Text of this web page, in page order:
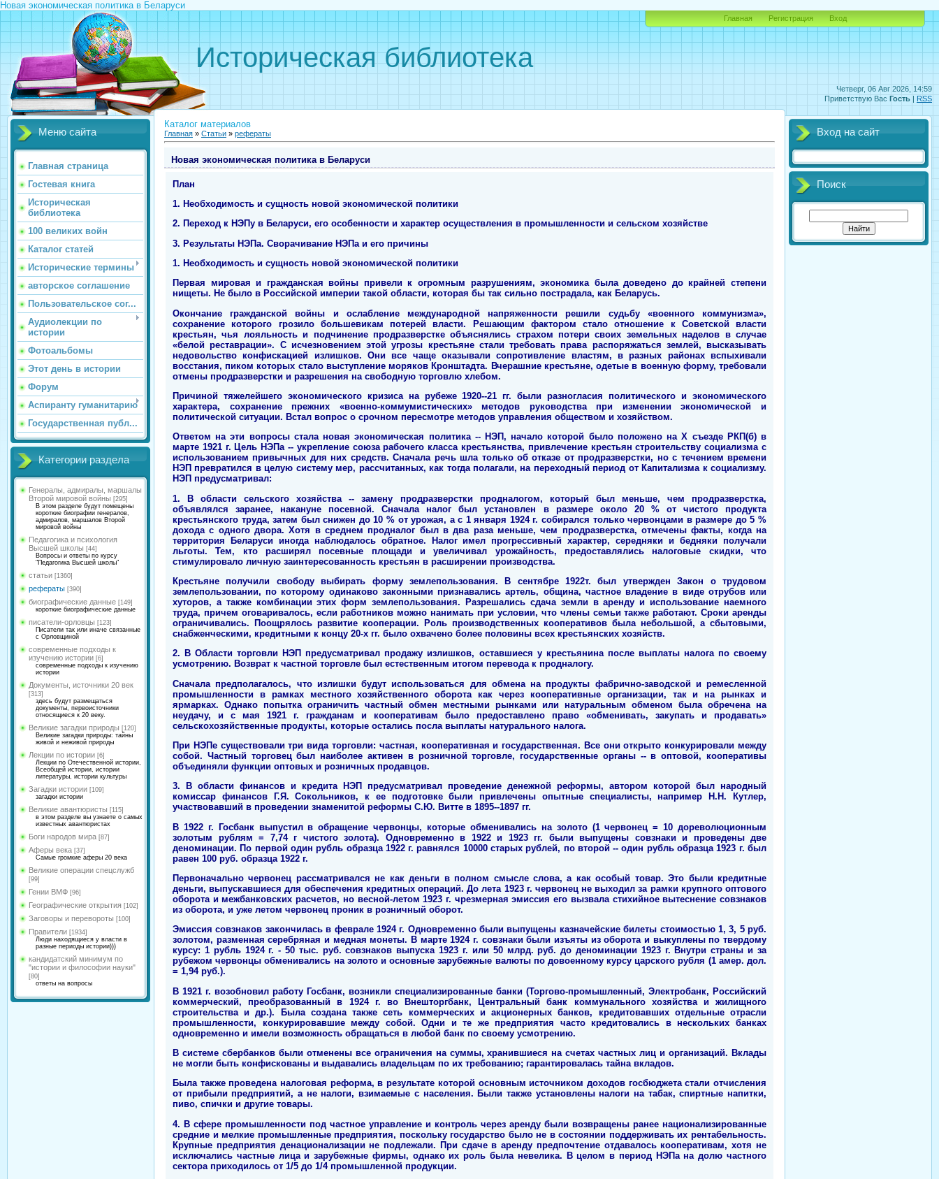
Новая экономическая политика в Беларуси
Четверг, 06 Авг 2026, 14:59
Приветствую Вас Гость | RSS
Историческая библиотека
Главная Регистрация Вход
Меню сайта
Главная страница
Гостевая книга
Историческая
библиотека
100 великих войн
Каталог статей
Исторические термины
авторское соглашение
Пользовательское сог...
Аудиолекции по
истории
Фотоальбомы
Этот день в истории
Форум
Аспиранту гуманитарию
Государственная публ...
Категории раздела
Генералы, адмиралы, маршалы
Второй мировой войны [295]
В этом разделе будут помещены
короткие биографии генералов,
адмиралов, маршалов Второй
мировой войны
Педагогика и психология
Высшей школы [44]
Вопросы и ответы по курсу
"Педагогика Высшей школы"
статьи [1360]
рефераты [390]
биографические данные [149]
короткие биографические данные
писатели-орловцы [123]
Писатели так или иначе связанные
с Орловщиной
современные подходы к
изучению истории [6]
современные подходы к изучению
истории
Документы, источники 20 век
[313]
здесь будут размещаться
документы, первоисточники
относящиеся к 20 веку.
Великие загадки природы [120]
Великие загадки природы: тайны
живой и неживой природы
Лекции по истории [6]
Лекции по Отечественной истории,
Всеобщей истории, истории
литературы, истории культуры
Загадки истории [109]
загадки истории
Великие авантюристы [115]
в этом разделе вы узнаете о самых
известных авантюристах
Боги народов мира [87]
Аферы века [37]
Самые громкие аферы 20 века
Великие операции спецслужб
[99]
Гении ВМФ [96]
Географические открытия [102]
Заговоры и перевороты [100]
Правители [1934]
Люди находящиеся у власти в
разные периоды истории)))
кандидатский минимум по
"истории и философии науки"
[80]
ответы на вопросы
Каталог материалов
Главная » Статьи » рефераты
Новая экономическая политика в Беларуси
План
1. Необходимость и сущность новой экономической политики
2. Переход к НЭПу в Беларуси, его особенности и характер осуществления в промышленности и сельском хозяйстве
3. Результаты НЭПа. Сворачивание НЭПа и его причины
1. Необходимость и сущность новой экономической политики
Первая мировая и гражданская войны привели к огромным разрушениям, экономика была доведено до крайней степени
нищеты. Не было в Российской империи такой области, которая бы так сильно пострадала, как Беларусь.
Окончание гражданской войны и ослабление международной напряженности решили судьбу «военного коммунизма»,
сохранение которого грозило большевикам потерей власти. Решающим фактором стало отношение к Советской власти
крестьян, чья лояльность и подчинение продразверстке объяснялись страхом потери своих земельных наделов в случае
«белой реставрации». С исчезновением этой угрозы крестьяне стали требовать права распоряжаться землей, высказывать
недовольство конфискацией излишков. Они все чаще оказывали сопротивление властям, в разных районах вспыхивали
восстания, пиком которых стало выступление моряков Кронштадта. Вчерашние крестьяне, одетые в военную форму, требовали
отмены продразверстки и разрешения на свободную торговлю хлебом.
Причиной тяжелейшего экономического кризиса на рубеже 1920--21 гг. были разногласия политического и экономического
характера, сохранение прежних «военно-коммумистических» методов руководства при изменении экономической и
политической ситуации. Встал вопрос о срочном пересмотре методов управления обществом и хозяйством.
Ответом на эти вопросы стала новая экономическая политика -- НЭП, начало которой было положено на X съезде РКП(б) в
марте 1921 г. Цель НЭПа -- укрепление союза рабочего класса крестьянства, привлечение крестьян строительству социализма с
использованием привычных для них средств. Сначала речь шла только об отказе от продразверстки, но с течением времени
НЭП превратился в целую систему мер, рассчитанных, как тогда полагали, на переходный период от Капитализма к социализму.
НЭП предусматривал:
1. В области сельского хозяйства -- замену продразверстки продналогом, который был меньше, чем продразверстка,
объявлялся заранее, накануне посевной. Сначала налог был установлен в размере около 20 % от чистого продукта
крестьянского труда, затем был снижен до 10 % от урожая, а с 1 января 1924 г. собирался только червонцами в размере до 5 %
дохода с одного двора. Хотя в среднем продналог был в два раза меньше, чем продразверстка, отмечены факты, когда на
территория Беларуси иногда наблюдалось обратное. Налог имел прогрессивный характер, середняки и бедняки получали
льготы. Тем, кто расширял посевные площади и увеличивал урожайность, предоставлялись налоговые скидки, что
стимулировало личную заинтересованность крестьян в расширении производства.
Крестьяне получили свободу выбирать форму землепользования. В сентябре 1922т. был утвержден Закон о трудовом
землепользовании, по которому одинаково законными признавались артель, община, частное владение в виде отрубов или
хуторов, а также комбинации этих форм землепользования. Разрешались сдача земли в аренду и использование наемного
труда, причем оговаривалось, если работников можно нанимать при условии, что члены семьи также работают. Сроки аренды
ограничивались. Поощрялось развитие кооперации. Роль производственных кооперативов была небольшой, а сбытовыми,
снабженческими, кредитными к концу 20-х гг. было охвачено более половины всех крестьянских хозяйств.
2. В Области торговли НЭП предусматривал продажу излишков, оставшиеся у крестьянина после выплаты налога по своему
усмотрению. Возврат к частной торговле был естественным итогом перевода к продналогу.
Сначала предполагалось, что излишки будут использоваться для обмена на продукты фабрично-заводской и ремесленной
промышленности в рамках местного хозяйственного оборота как через кооперативные организации, так и на рынках и
ярмарках. Однако попытка ограничить частный обмен местными рынками или натуральным обменом была обречена на
неудачу, и с мая 1921 г. гражданам и кооперативам было предоставлено право «обменивать, закупать и продавать»
сельскохозяйственные продукты, которые остались посла выплаты натурального налога.
При НЭПе существовали три вида торговли: частная, кооперативная и государственная. Все они открыто конкурировали между
собой. Частный торговец был наиболее активен в розничной торговле, государственные органы -- в оптовой, кооперативы
объединяли функции оптовых и розничных продавцов.
3. В области финансов и кредита НЭП предусматривал проведение денежной реформы, автором которой был народный
комиссар финансов Г.Я. Сокольников, к ее подготовке были привлечены опытные специалисты, например Н.Н. Кутлер,
участвовавший в проведении знаменитой реформы С.Ю. Витте в 1895--1897 гг.
В 1922 г. Госбанк выпустил в обращение червонцы, которые обменивались на золото (1 червонец = 10 дореволюционным
золотым рублям = 7,74 г чистого золота). Одновременно в 1922 и 1923 гг. были выпущены совзнаки и проведены две
деноминации. По первой один рубль образца 1922 г. равнялся 10000 старых рублей, по второй -- один рубль образца 1923 г. был
равен 100 руб. образца 1922 г.
Первоначально червонец рассматривался не как деньги в полном смысле слова, а как особый товар. Это были кредитные
деньги, выпускавшиеся для обеспечения кредитных операций. До лета 1923 г. червонец не выходил за рамки крупного оптового
оборота и межбанковских расчетов, но весной-летом 1923 г. чрезмерная эмиссия его вызвала стихийное вытеснение совзнаков
из оборота, и уже летом червонец проник в розничный оборот.
Эмиссия совзнаков закончилась в феврале 1924 г. Одновременно были выпущены казначейские билеты стоимостью 1, 3, 5 руб.
золотом, разменная серебряная и медная монеты. В марте 1924 г. совзнаки были изъяты из оборота и выкуплены по твердому
курсу: 1 рубль 1924 г. - 50 тыс. руб. совзнаков выпуска 1923 г. или 50 млрд. руб. до деноминации 1923 г. Внутри страны и за
рубежом червонцы обменивались на золото и основные зарубежные валюты по довоенному курсу царского рубля (1 амер. дол.
= 1,94 руб.).
В 1921 г. возобновил работу Госбанк, возникли специализированные банки (Торгово-промышленный, Электробанк, Российский
коммерческий, преобразованный в 1924 г. во Внешторгбанк, Центральный банк коммунального хозяйства и жилищного
строительства и др.). Была создана также сеть коммерческих и акционерных банков, кредитовавших отдельные отрасли
промышленности, конкурировавшие между собой. Одни и те же предприятия часто кредитовались в нескольких банках
одновременно и имели возможность обращаться в любой банк по своему усмотрению.
В системе сбербанков были отменены все ограничения на суммы, хранившиеся на счетах частных лиц и организаций. Вклады
не могли быть конфискованы и выдавались владельцам по их требованию; гарантировалась тайна вкладов.
Была также проведена налоговая реформа, в результате которой основным источником доходов госбюджета стали отчисления
от прибыли предприятий, а не налоги, взимаемые с населения. Были также установлены налоги на табак, спиртные напитки,
пиво, спички и другие товары.
4. В сфере промышленности под частное управление и контроль через аренду были возвращены ранее национализированные
средние и мелкие промышленные предприятия, поскольку государство было не в состоянии поддерживать их рентабельность.
Крупные предприятия денационализации не подлежали. При сдаче в аренду предпочтение отдавалось кооперативам, хотя не
исключались частные лица и зарубежные фирмы, однако их роль была невелика. В целом в период НЭПа на долю частного
сектора приходилось от 1/5 до 1/4 промышленной продукции.
Вход на сайт
Поиск